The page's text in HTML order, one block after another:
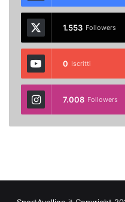
1.553 Followers
0 Iscritti
7.008 Followers